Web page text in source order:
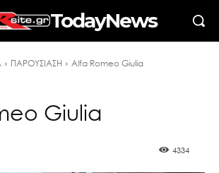
TodayNews
ΠΑΡΟΥΣΙΑΣΗ Alfa Romeo Giulia
Giulia
4334